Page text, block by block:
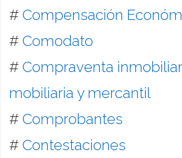
# Compensación
# Comodato
# Compraventa
mobiliaria y mercantil
# Comprobantes
# Contestaciones